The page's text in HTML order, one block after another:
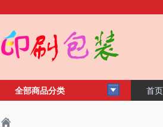
全部商品分类 首页